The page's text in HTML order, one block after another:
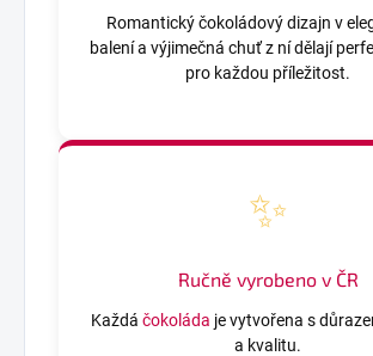
Romantický čokoládový dizajn v
balení a výjimečná chuť z ní dělají
pro každou příležitost.
✨
Ručně vyrobeno v ČR
Každá čokoláda je vytvořena s
a kvalitu.